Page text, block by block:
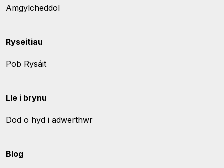
Amgylcheddol
Ryseitiau
Pob Rysáit
Lle i brynu
Dod o hyd i adwerthwr
Blog